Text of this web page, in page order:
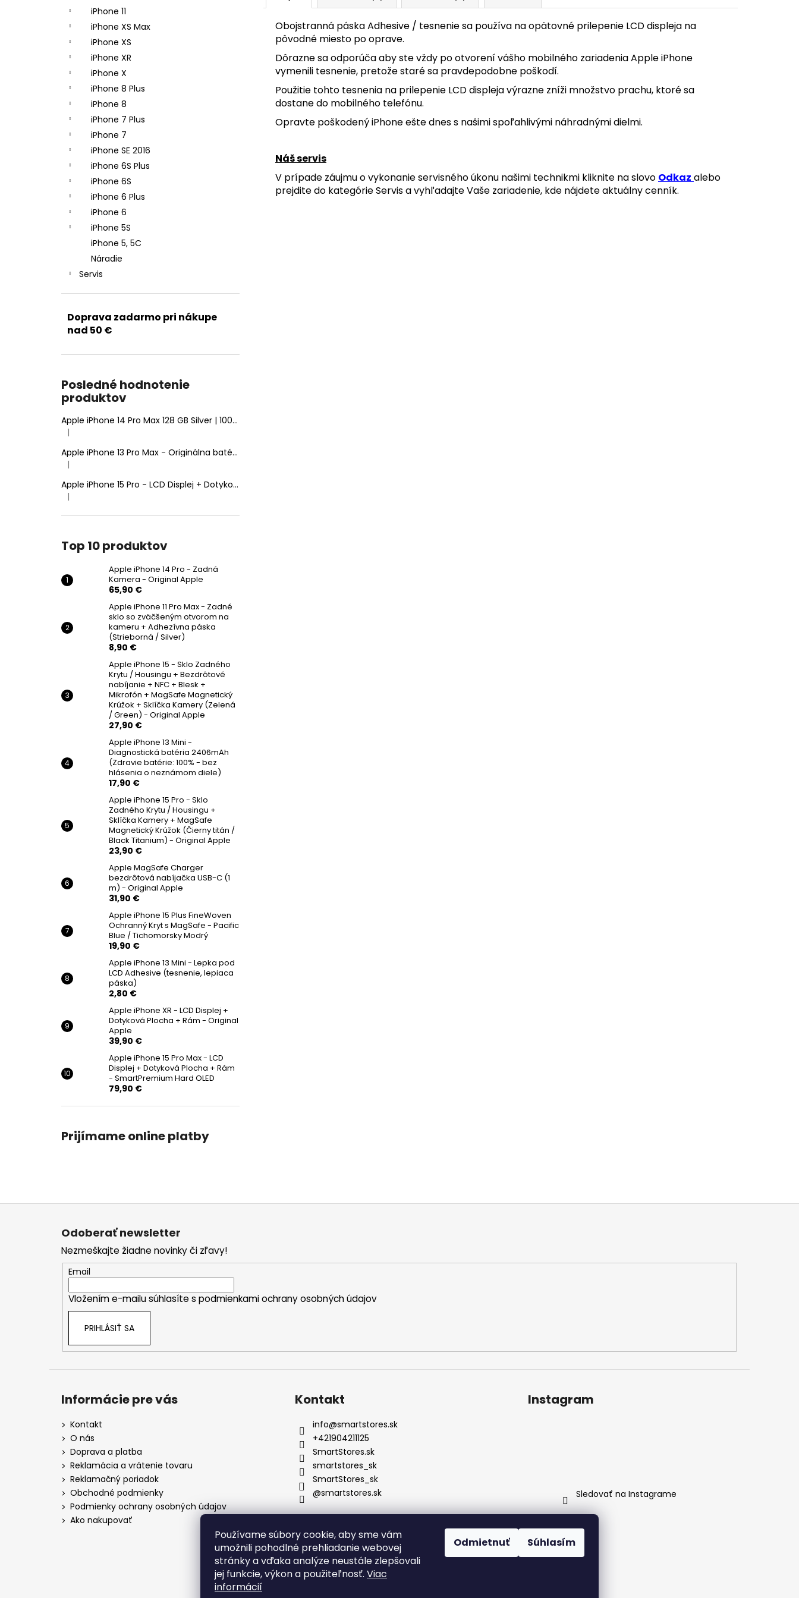
Používame súbory cookie, aby sme vám
umožnili pohodlné prehliadanie webovej
stránky a vďaka analýze neustále zlepšovali
jej funkcie, výkon a použiteľnosť. Viac
informácií
Odmietnuť Súhlasím
iPhone 11
iPhone XS Max
iPhone XS
iPhone XR
iPhone X
iPhone 8 Plus
iPhone 8
iPhone 7 Plus
iPhone 7
iPhone SE 2016
iPhone 6S Plus
iPhone 6S
iPhone 6 Plus
iPhone 6
iPhone 5S
iPhone 5, 5C
Náradie
Servis
Doprava zadarmo pri nákupe
nad 50 €
Posledné hodnotenie
produktov
Apple iPhone 14 Pro Max 128 GB Silver | 100% Zdravie batérie | Stav: A (Výborný)
Hodnotenie produktu je 5 z 5 hviezdičiek.
|
Apple iPhone 13 Pro Max - Originálna batéria 4352mAh (Zdravie batérie: 100% - bez hlásenia o neznámom diele)
Hodnotenie produktu je 5 z 5 hviezdičiek.
|
Apple iPhone 15 Pro - LCD Displej + Dotyková Plocha + Rám - SmartPremium Hard OLED
Hodnotenie produktu je 5 z 5 hviezdičiek.
|
Top 10 produktov
Apple iPhone 14 Pro - Zadná
Kamera - Original Apple
65,90 €
Apple iPhone 11 Pro Max - Zadné
sklo so zväčšeným otvorom na
kameru + Adhezívna páska
(Strieborná / Silver)
8,90 €
Apple iPhone 15 - Sklo Zadného
Krytu / Housingu + Bezdrôtové
nabíjanie + NFC + Blesk +
Mikrofón + MagSafe Magnetický
Krúžok + Sklíčka Kamery (Zelená
/ Green) - Original Apple
27,90 €
Apple iPhone 13 Mini -
Diagnostická batéria 2406mAh
(Zdravie batérie: 100% - bez
hlásenia o neznámom diele)
17,90 €
Apple iPhone 15 Pro - Sklo
Zadného Krytu / Housingu +
Sklíčka Kamery + MagSafe
Magnetický Krúžok (Čierny titán /
Black Titanium) - Original Apple
23,90 €
Apple MagSafe Charger
bezdrôtová nabíjačka USB-C (1
m) - Original Apple
31,90 €
Apple iPhone 15 Plus FineWoven
Ochranný Kryt s MagSafe - Pacific
Blue / Tichomorsky Modrý
19,90 €
Apple iPhone 13 Mini - Lepka pod
LCD Adhesive (tesnenie, lepiaca
páska)
2,80 €
Apple iPhone XR - LCD Displej +
Dotyková Plocha + Rám - Original
Apple
39,90 €
Apple iPhone 15 Pro Max - LCD
Displej + Dotyková Plocha + Rám
- SmartPremium Hard OLED
79,90 €
Prijímame online platby
Obojstranná páska Adhesive / tesnenie sa používa na opätovné prilepenie LCD displeja na
pôvodné miesto po oprave.
Dôrazne sa odporúča aby ste vždy po otvorení vášho mobilného zariadenia Apple iPhone
vymenili tesnenie, pretože staré sa pravdepodobne poškodí.
Použitie tohto tesnenia na prilepenie LCD displeja výrazne zníži množstvo prachu, ktoré sa
dostane do mobilného telefónu.
Opravte poškodený iPhone ešte dnes s našimi spoľahlivými náhradnými dielmi.
Náš servis
V prípade záujmu o vykonanie servisného úkonu našimi technikmi kliknite na slovo Odkaz alebo
prejdite do kategórie Servis a vyhľadajte Vaše zariadenie, kde nájdete aktuálny cenník.
Z
Odoberať newsletter
Nezmeškajte žiadne novinky či zľavy!
Email
Vložením e-mailu súhlasíte s podmienkami ochrany osobných údajov
PRIHLÁSIŤ SA
Informácie pre vás
Kontakt
O nás
Doprava a platba
Reklamácia a vrátenie tovaru
Reklamačný poriadok
Obchodné podmienky
Podmienky ochrany osobných údajov
Ako nakupovať
Kontakt
info@smartstores.sk
+421904211125
SmartStores.sk
smartstores_sk
SmartStores_sk
@smartstores.sk
Instagram
Sledovať na Instagrame